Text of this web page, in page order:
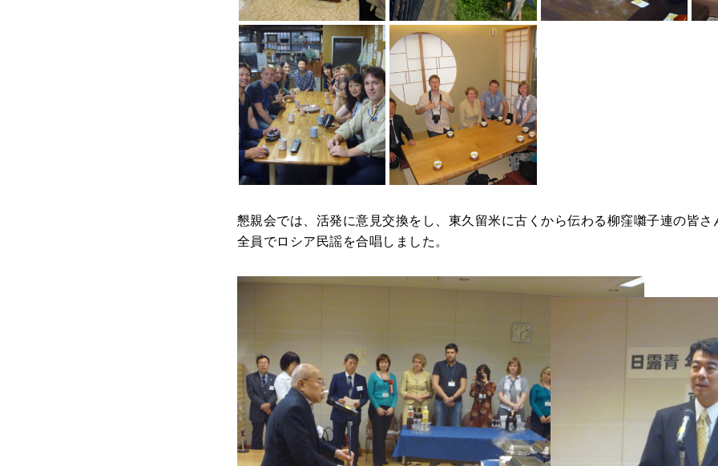
多聞寺での昼食
落合川で魚釣りを楽しむ家族
との交流
懇親会では、活発に意見交換をし、東久留米に古くから伝わる柳窪囃子連の皆さ
全員でロシア民謡を合唱しました。